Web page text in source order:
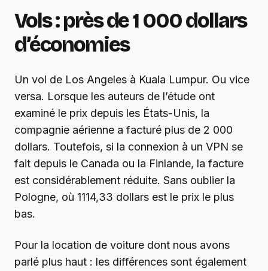
Vols : près de 1 000 dollars
d’économies
Un vol de Los Angeles à Kuala Lumpur. Ou vice
versa. Lorsque les auteurs de l’étude ont
examiné le prix depuis les États-Unis, la
compagnie aérienne a facturé plus de 2 000
dollars. Toutefois, si la connexion à un VPN se
fait depuis le Canada ou la Finlande, la facture
est considérablement réduite. Sans oublier la
Pologne, où 1114,33 dollars est le prix le plus
bas.
Pour la location de voiture dont nous avons
parlé plus haut : les différences sont également